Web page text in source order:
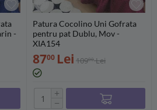
-
Patura Cocolino Uni Gofrata
pentru pat Dublu, Mov -
XIA154
8700 Lei 10900 Lei
+
−